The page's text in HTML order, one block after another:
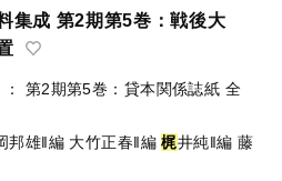
集成 第2期第5巻：戦後大
：
第2期第5巻：貸本関係誌紙 全
邦雄‖編 大竹正春‖編 梶井純‖編 藤